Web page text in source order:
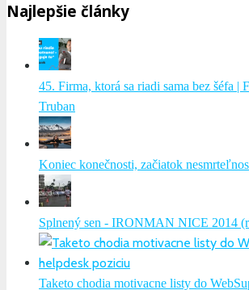
Najlepšie články
45. Firma, ktorá sa riadi sama bez šéfa |
Truban
Koniec konečnosti, začiatok
Splnený sen - IRONMAN NICE 2014
Taketo chodia motivacne listy do